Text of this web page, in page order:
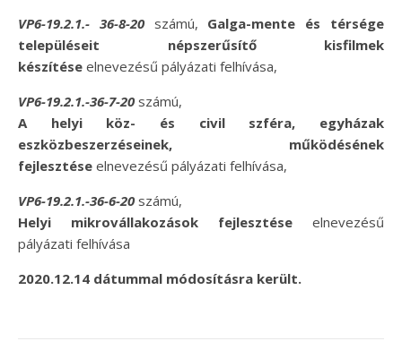
VP6-19.2.1.- 36-8-20 számú, Galga-mente és térsége
településeit népszerűsítő kisfilmek
készítése elnevezésű pályázati felhívása,
VP6-19.2.1.-36-7-20 számú,
A helyi köz- és civil szféra, egyházak
eszközbeszerzéseinek, működésének
fejlesztése elnevezésű pályázati felhívása,
VP6-19.2.1.-36-6-20 számú,
Helyi mikrovállakozások fejlesztése elnevezésű
pályázati felhívása
2020.12.14 dátummal módosításra került.